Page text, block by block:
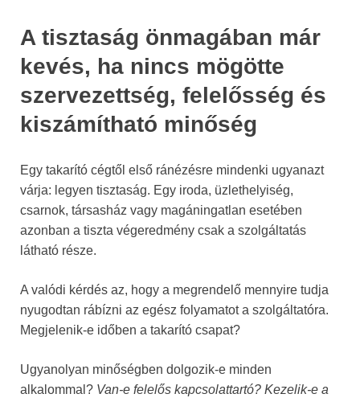
A tisztaság önmagában már
kevés, ha nincs mögötte
szervezettség, felelősség és
kiszámítható minőség
Egy takarító cégtől első ránézésre mindenki ugyanazt
várja: legyen tisztaság. Egy iroda, üzlethelyiség,
csarnok, társasház vagy magáningatlan esetében
azonban a tiszta végeredmény csak a szolgáltatás
látható része.
A valódi kérdés az, hogy a megrendelő mennyire tudja
nyugodtan rábízni az egész folyamatot a szolgáltatóra.
Megjelenik-e időben a takarító csapat?
Ugyanolyan minőségben dolgozik-e minden
alkalommal? Van-e felelős kapcsolattartó? Kezelik-e a